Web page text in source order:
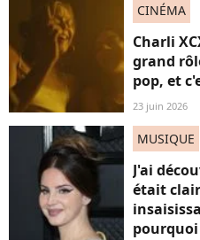
CINÉMA
Charli
grand
pop, et
23 juin 2026
MUSIQUE
J'ai
était
pourquoi